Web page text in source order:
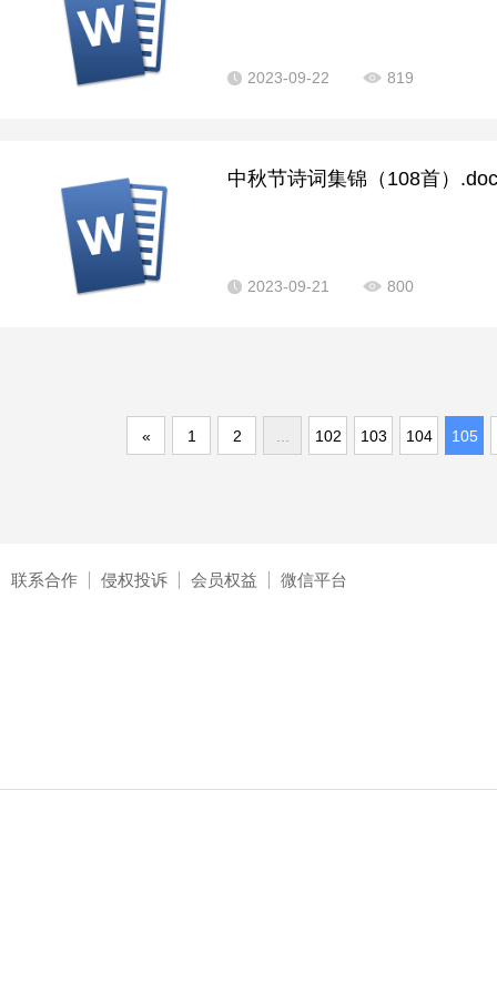
2023-09-22 819
中秋节诗词集锦（108首）
2023-09-21 800
« 1 2 102 103 104 105
联系合作 侵权投诉 会员权益 微信平台